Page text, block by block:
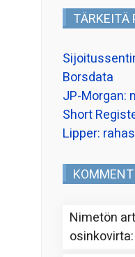
TÄRKEITÄ
Borsdata
JP-Morgan:
Short
Lipper:
Nimetön
osinkovirta